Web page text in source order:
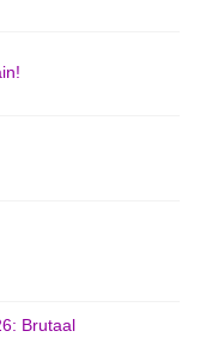
Brutaal